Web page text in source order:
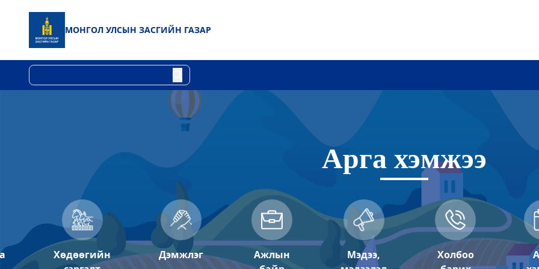
МОНГОЛ УЛСЫН ЗАСГИЙН ГАЗАР
Арга хэмжээ
Хөдөөгийн
Дэмжлэг
Ажлын
Мэдээ,
Холбоо